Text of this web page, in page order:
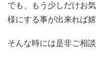
でも、もう少しだけお
様にする事が出来れば
そんな時には是非ご相談